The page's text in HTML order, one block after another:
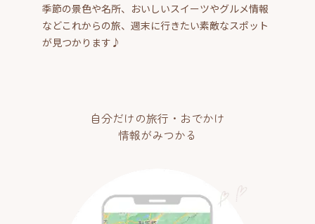
季節の景色や名所、おいしいスイーツやグルメ情報
などこれからの旅、週末に行きたい素敵なスポット
が見つかります♪
自分だけの旅行・おでかけ
情報がみつかる